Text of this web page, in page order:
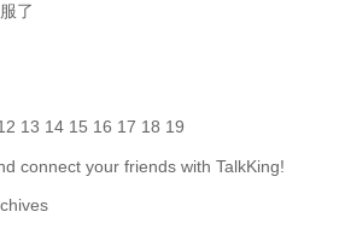
了
13 14 15 16 17 18 19
connect your friends with TalkKing!